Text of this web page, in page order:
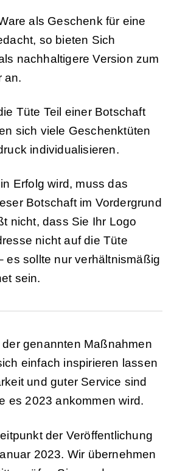
als Geschenk für eine
so bieten Sich
nachhaltigere Version zum
an.
Tüte Teil einer Botschaft
sich viele Geschenktüten
individualisieren.
Erfolg wird, muss das
Botschaft im Vordergrund
nicht, dass Sie Ihr Logo
nicht auf die Tüte
es sollte nur verhältnismäßig
sein.
genannten Maßnahmen
einfach inspirieren lassen
und guter Service sind
es 2023 ankommen wird.
der Veröffentlichung
2023. Wir übernehmen